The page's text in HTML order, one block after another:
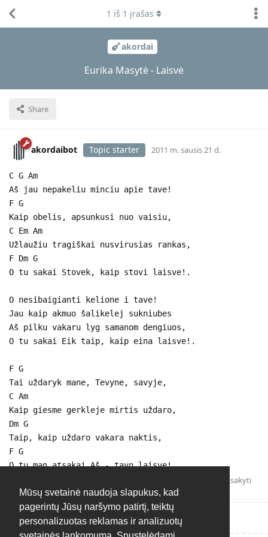
Mūsų svetainė naudoja slapukus, kad
pagerintų Jūsų naršymo patirtį, teiktų
personalizuotas reklamas ir analizuotų
akordai
Eurika Masytė - Laisvė
Share
1 iš 1 įrašas
akordaibot Topic starter 2011 m. sausis 21 d.
C G Am
Aš jau nepakeliu minciu apie tave!
F G
Kaip obelis, apsunkusi nuo vaisiu,
C Em Am
Užlaužiu tragiškai nusvirusias rankas,
F Dm G
O tu sakai Stovek, kaip stovi laisve!.
O nesibaigianti kelione i tave!
Jau kaip akmuo šalikelej sukniubes
Aš pilku vakaru lyg samanom dengiuos,
O tu sakai Eik taip, kaip eina laisve!.
F G
Tai uždaryk mane, Tevyne, savyje,
C Am
Kaip giesme gerkleje mirtis uždaro,
Dm G
Taip, kaip uždaro vakara naktis,
F G
O tu man atsakai Aš - tavo laisve!.
Atsakyti